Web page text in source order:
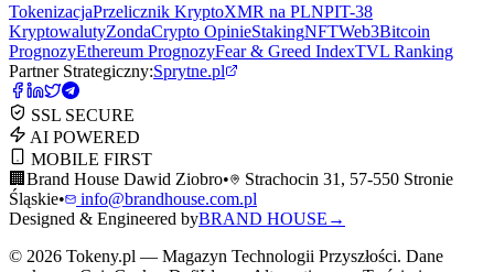
TokenizacjaPrzelicznik KryptoXMR na PLNPIT-38
KryptowalutyZondaCrypto OpinieStakingNFTWeb3Bitcoin
PrognozyEthereum PrognozyFear & Greed IndexTVL Ranking
Partner Strategiczny:Sprytne.pl
SSL SECURE
AI POWERED
MOBILE FIRST
🏢 Brand House Dawid Ziobro•
Strachocin 31, 57-550 Stronie
Śląskie•
info@brandhouse.com.pl
Designed & Engineered byBRAND HOUSE →
© 2026 Tokeny.pl — Magazyn Technologii Przyszłości. Dane